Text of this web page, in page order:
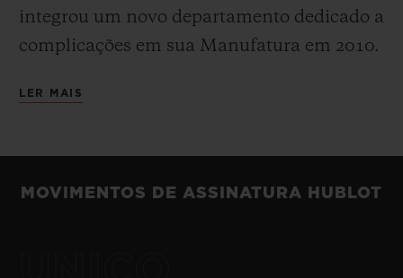
integrou um novo departamento dedicado a
complicações em sua Manufatura em 2010.
produzidos em séries muito limitadas e não
concepção e design, a verdadeira liberdade
de expressão está na ordem do dia. Em
LER MAIS
MOVIMENTOS DE ASSINATURA HUBLOT